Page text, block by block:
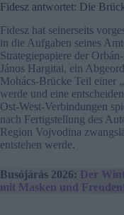
Fidesz antwortet: Die
Fidesz hat seinerseits
in die Aufgaben seines
Strategiepapiere der
János Hargitai, ein
Mohács-Brücke Teil einer
werde und eine
Ost-West-Verbindungen
nach Fertigstellung des
Region Vojvodina
entstehen werde.
Busójárás 2026: Der
mit Masken und